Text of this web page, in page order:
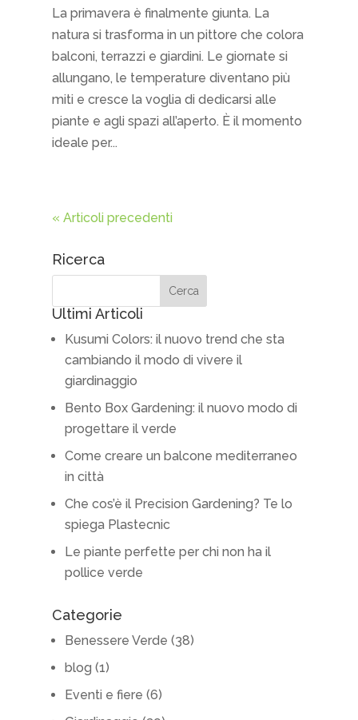
La primavera è finalmente giunta. La
natura si trasforma in un pittore che colora
balconi, terrazzi e giardini. Le giornate si
allungano, le temperature diventano più
miti e cresce la voglia di dedicarsi alle
piante e agli spazi all’aperto. È il momento
ideale per...
« Articoli precedenti
Ricerca
Ultimi Articoli
Kusumi Colors: il nuovo trend che sta
cambiando il modo di vivere il
giardinaggio
Bento Box Gardening: il nuovo modo di
progettare il verde
Come creare un balcone mediterraneo
in città
Che cos’è il Precision Gardening? Te lo
spiega Plastecnic
Le piante perfette per chi non ha il
pollice verde
Categorie
Benessere Verde (38)
blog (1)
Eventi e fiere (6)